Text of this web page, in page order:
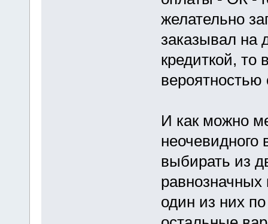
желательно
заказывал на
кредиткой,
вероятностью
И как можно
неочевидного
выбирать из
равнозначных
один из них